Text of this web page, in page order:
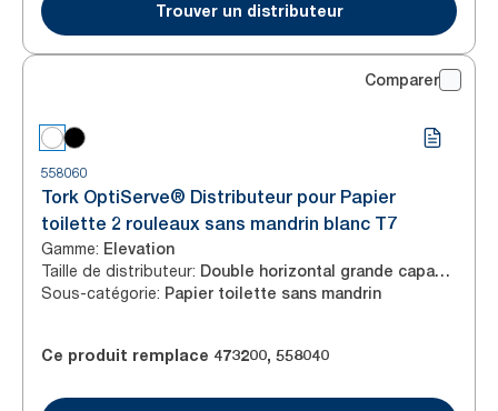
Trouver un distributeur
Comparer
558060
Tork OptiServe® Distributeur pour Papier
toilette 2 rouleaux sans mandrin blanc T7
Gamme: Elevation
Taille de distributeur: Double horizontal grande capacité
Sous-catégorie: Papier toilette sans mandrin
Ce produit remplace 473200, 558040